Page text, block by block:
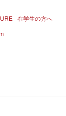
在学生の方へ